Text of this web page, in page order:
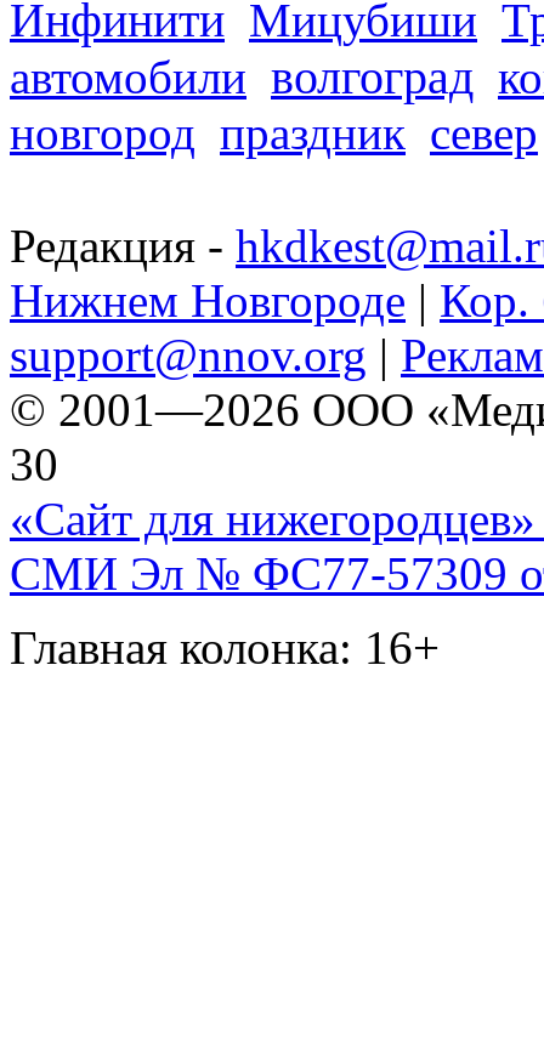
Инфинити Мицубиши
автомобили волгоград
новгород праздник север
Редакция -
Нижнем Новгороде | Кор.
support@nnov.org |
© 2001—2026 ООО
30
«Сайт для нижегородцев»
СМИ Эл № ФС77-57309
Главная колонка: 16+